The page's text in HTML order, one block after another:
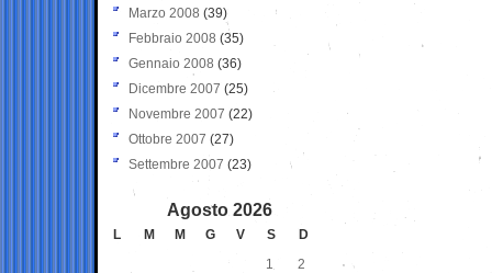
Marzo 2008 (39)
Febbraio 2008 (35)
Gennaio 2008 (36)
Dicembre 2007 (25)
Novembre 2007 (22)
Ottobre 2007 (27)
Settembre 2007 (23)
Agosto 2026
L M M G V S
D
1
2